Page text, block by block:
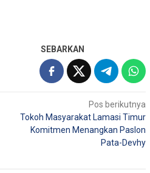
SEBARKAN
Pos berikutnya
Tokoh Masyarakat Lamasi Timur
Komitmen Menangkan Paslon
Pata-Devhy